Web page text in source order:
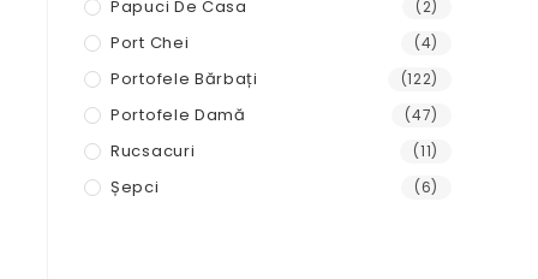
Papuci De Casa (2)
Port Chei (4)
Portofele Bărbați (122)
Portofele Damă (47)
Rucsacuri (11)
Șepci (6)